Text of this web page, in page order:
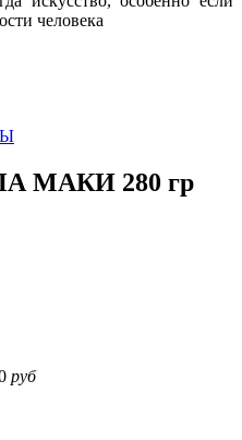
человека
МАКИ 280 гр
руб